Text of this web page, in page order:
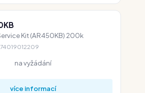
Kit (AR450KB) 200k
na vyžádání
více informací